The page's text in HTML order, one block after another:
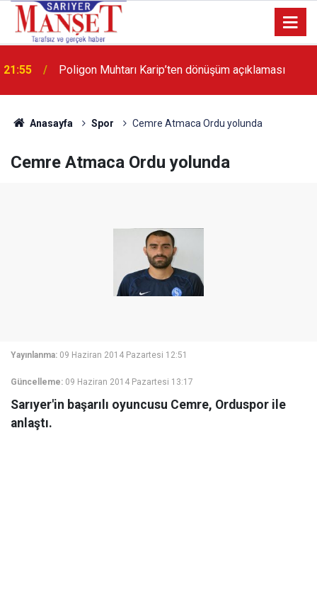
13:36 'Poligon'da İstanbul'a örnek proje gerçekleştirilecek'
Anasayfa Spor Cemre Atmaca Ordu yolunda
Cemre Atmaca Ordu yolunda
Yayınlanma: 09 Haziran 2014 Pazartesi 12:51
Güncelleme: 09 Haziran 2014 Pazartesi 13:17
Sarıyer'in başarılı oyuncusu Cemre, Orduspor ile
anlaştı.